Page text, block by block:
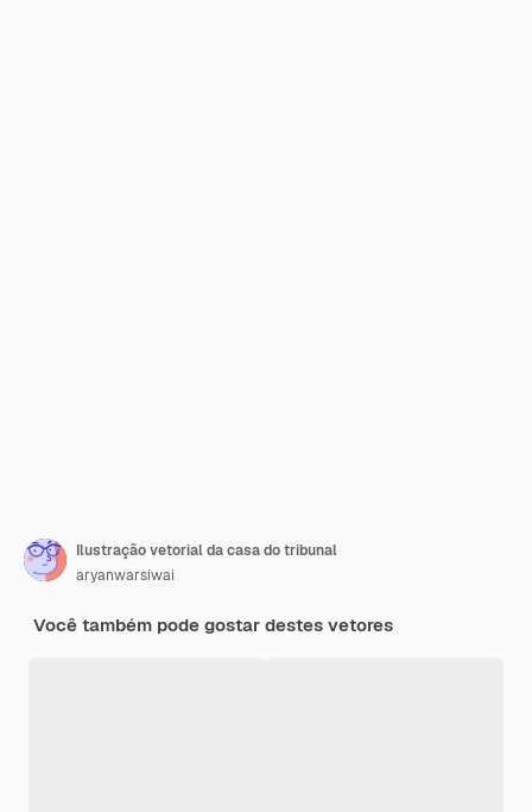
Ilustração vetorial da casa do tribunal
aryanwarsiwai
Você também pode gostar destes vetores